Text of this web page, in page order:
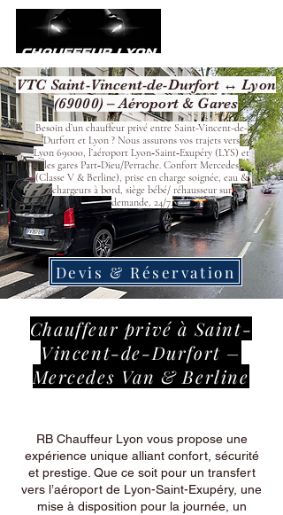
VTC Saint-Vincent-de-Durfort ↔ Lyon
(69000) – Aéroport & Gares
Besoin d’un chauffeur privé entre Saint-Vincent-de-
Durfort et Lyon ? Nous assurons vos trajets vers
Lyon 69000, l’aéroport Lyon‑Saint‑Exupéry (LYS) et
les gares Part‑Dieu/Perrache. Confort Mercedes
(Classe V & Berline), prise en charge soignée, eau &
chargeurs à bord, siège bébé/ réhausseur sur
demande, 24/7.
Devis & Réservation
Chauffeur privé à Saint-
Vincent-de-Durfort –
Mercedes Van & Berline
RB Chauffeur Lyon vous propose une
expérience unique alliant confort, sécurité
et prestige. Que ce soit pour un transfert
vers l’aéroport de Lyon-Saint-Exupéry, une
mise à disposition pour la journée, un